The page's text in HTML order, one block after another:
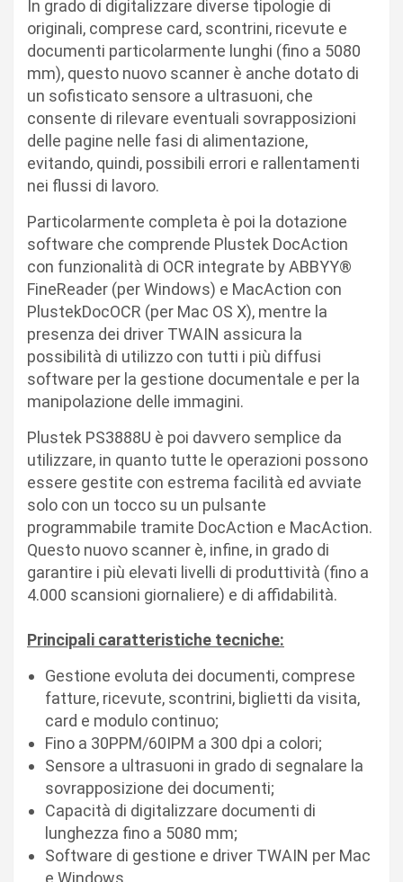
In grado di digitalizzare diverse tipologie di
originali, comprese card, scontrini, ricevute e
documenti particolarmente lunghi (fino a 5080
mm), questo nuovo scanner è anche dotato di
un sofisticato sensore a ultrasuoni, che
consente di rilevare eventuali sovrapposizioni
delle pagine nelle fasi di alimentazione,
evitando, quindi, possibili errori e rallentamenti
nei flussi di lavoro.
Particolarmente completa è poi la dotazione
software che comprende Plustek DocAction
con funzionalità di OCR integrate by ABBYY®
FineReader (per Windows) e MacAction con
PlustekDocOCR (per Mac OS X), mentre la
presenza dei driver TWAIN assicura la
possibilità di utilizzo con tutti i più diffusi
software per la gestione documentale e per la
manipolazione delle immagini.
Plustek PS3888U è poi davvero semplice da
utilizzare, in quanto tutte le operazioni possono
essere gestite con estrema facilità ed avviate
solo con un tocco su un pulsante
programmabile tramite DocAction e MacAction.
Questo nuovo scanner è, infine, in grado di
garantire i più elevati livelli di produttività (fino a
4.000 scansioni giornaliere) e di affidabilità.
Principali caratteristiche tecniche:
Gestione evoluta dei documenti, comprese
fatture, ricevute, scontrini, biglietti da visita,
card e modulo continuo;
Fino a 30PPM/60IPM a 300 dpi a colori;
Sensore a ultrasuoni in grado di segnalare la
sovrapposizione dei documenti;
Capacità di digitalizzare documenti di
lunghezza fino a 5080 mm;
Software di gestione e driver TWAIN per Mac
e Windows